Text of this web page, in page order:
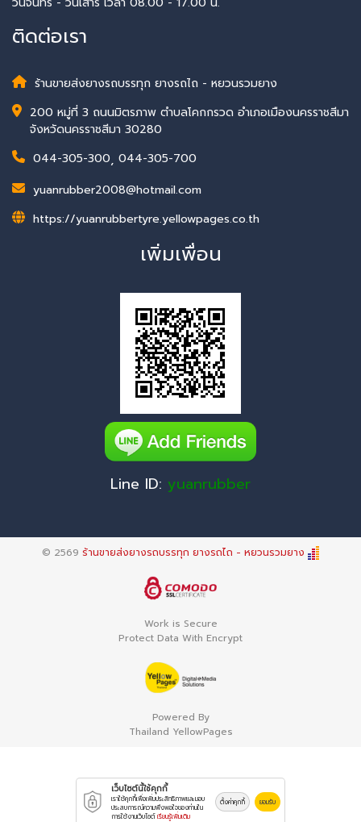
ติดต่อเรา
ร้านขายส่งยางรถบรรทุก ยางรถไถ - หยวนรวมยาง
200 หมู่ที่ 3 ถนนมิตรภาพ ตำบลโคกกรวด อำเภอเมืองนครราชสีมา
จังหวัดนครราชสีมา 30280
044-305-300, 044-305-700
yuanrubber2008@hotmail.com
https://yuanrubbertyre.yellowpages.co.th
เพิ่มเพื่อน
Line ID: yuanrubber
© 2569 ร้านขายส่งยางรถบรรทุก ยางรถไถ - หยวนรวมยาง
Work is Secure
Protect Data With Encrypt
Powered By
Thailand YellowPages
เว็บไซต์นี้ใช้คุกกี้
เราใช้คุกกี้เพื่อเพิ่มประสิทธิภาพและมอบ
ประสบการณ์ความพึงพอใจของท่านใน
การใช้งานเว็บไซต์เรียนรู้เพิ่มเติม
ตั้งค่าคุกกี้ ยอมรับ